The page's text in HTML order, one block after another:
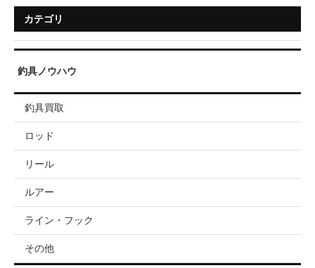
カテゴリ
釣具ノウハウ
釣具買取
ロッド
リール
ルアー
ライン・フック
その他